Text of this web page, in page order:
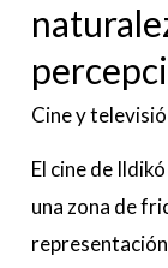
Cine y
El cine de
una zona de
relato
sobre
naturaleza,